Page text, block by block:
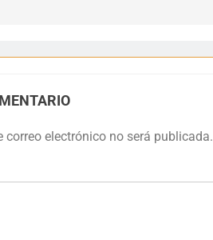
correo electrónico no será publicada.